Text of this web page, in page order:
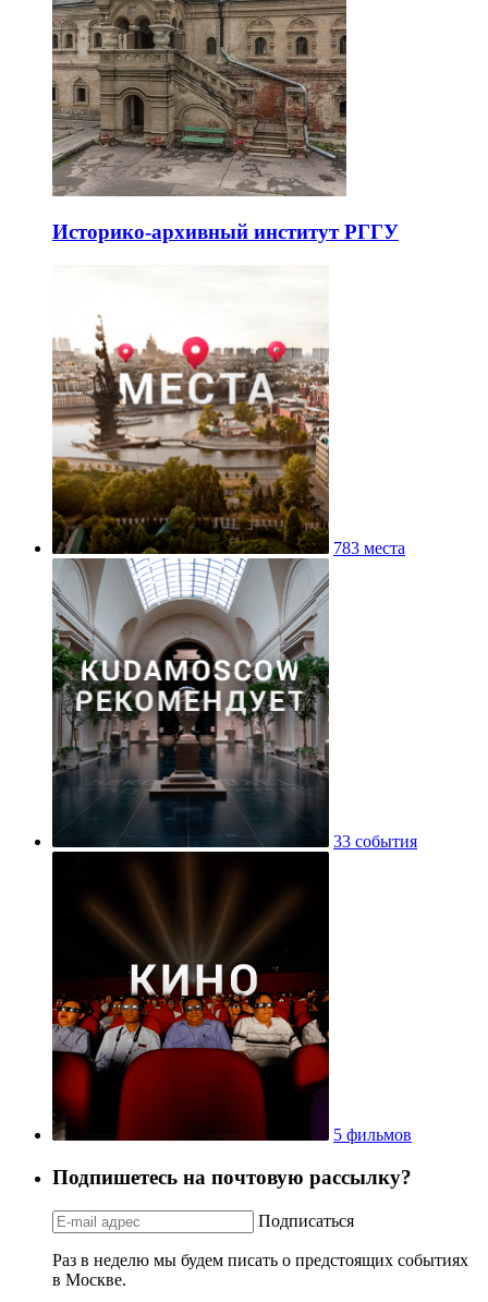
Историко-архивный институт РГГУ
783 места
33 события
5 фильмов
Подпишетесь на почтовую рассылку?
Подписаться
Раз в неделю мы будем писать о предстоящих событиях
в Москве.